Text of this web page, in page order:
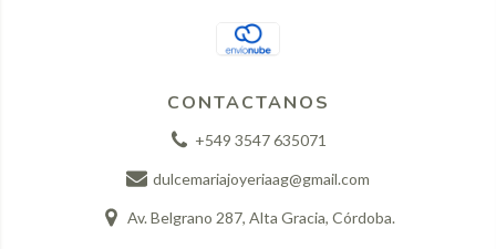
CONTACTANOS
+549 3547 635071
dulcemariajoyeriaag@gmail.com
Av. Belgrano 287, Alta Gracia, Córdoba.